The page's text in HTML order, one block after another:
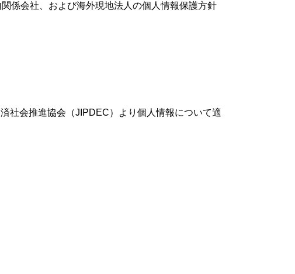
係会社、および海外現地法人の個人情報保護方針
社会推進協会（JIPDEC）より個人情報について適